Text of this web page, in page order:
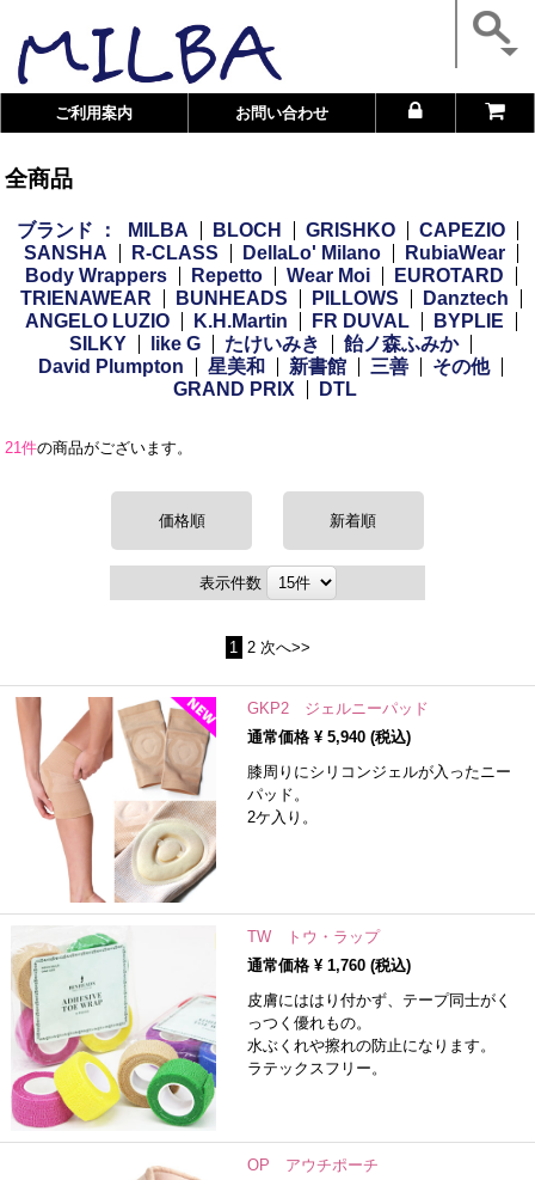
ご利用案内 お問い合わせ
全商品
ブランド ： MILBA BLOCH GRISHKO
CAPEZIO
SANSHA
R-CLASS DellaLo' Milano
RubiaWear
Body Wrappers
Repetto Wear Moi
EUROTARD
TRIENAWEAR
BUNHEADS PILLOWS
Danztech
ANGELO LUZIO
K.H.Martin FR DUVAL
BYPLIE
SILKY
like G たけいみき
飴ノ森ふみか
David Plumpton
星美和 新書館 三善
その他
GRAND PRIX
DTL
21件の商品がございます。
価格順 新着順
表示件数
1 2 次へ>>
GKP2 ジェルニーパッド
通常価格 ¥ 5,940(税込)
膝周りにシリコンジェルが入ったニー
パッド。
2ケ入り。
TW トウ・ラップ
通常価格 ¥ 1,760(税込)
皮膚にははり付かず、テープ同士がく
っつく優れもの。
水ぶくれや擦れの防止になります。
ラテックスフリー。
OP アウチポーチ